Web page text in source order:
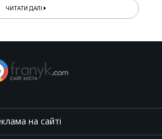
ЧИТАТИ ДАЛІ
на сайті